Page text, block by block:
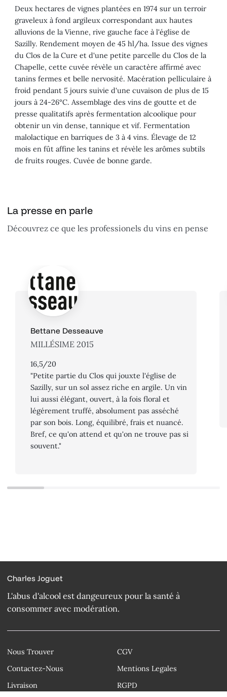
Deux hectares de vignes plantées en 1974 sur un terroir
graveleux à fond argileux correspondant aux hautes
alluvions de la Vienne, rive gauche face à l'église de
Sazilly. Rendement moyen de 45 hl/ha. Issue des vignes
du Clos de la Cure et d'une petite parcelle du Clos de la
Chapelle, cette cuvée révèle un caractère affirmé avec
tanins fermes et belle nervosité. Macération pelliculaire à
froid pendant 5 jours suivie d'une cuvaison de plus de 15
jours à 24-26°C. Assemblage des vins de goutte et de
presse qualitatifs après fermentation alcoolique pour
obtenir un vin dense, tannique et vif. Fermentation
malolactique en barriques de 3 à 4 vins. Élevage de 12
mois en fût affine les tanins et révèle les arômes subtils
de fruits rouges. Cuvée de bonne garde.
La presse en parle
Découvrez ce que les professionels du vins en pense
Bettane Desseauve
MILLÉSIME 2015
16,5/20
"Petite partie du Clos qui jouxte l'église de
Sazilly, sur un sol assez riche en argile. Un vin
lui aussi élégant, ouvert, à la fois floral et
légérement truffé, absolument pas asséché
par son bois. Long, équilibré, frais et nuancé.
Bref, ce qu'on attend et qu'on ne trouve pas si
souvent."
Charles Joguet
L'abus d'alcool est dangeureux pour la santé à
consommer avec modération.
Nous Trouver
Contactez-Nous
Livraison
CGV
Mentions Legales
RGPD